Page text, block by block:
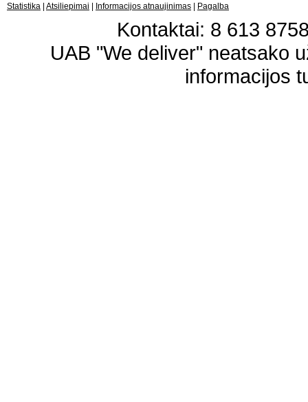
Statistika Atsiliepimai Informacijos atnaujinimas Pagalba
Kontaktai: 8 613
UAB "We deliver" neatsako
informacijos